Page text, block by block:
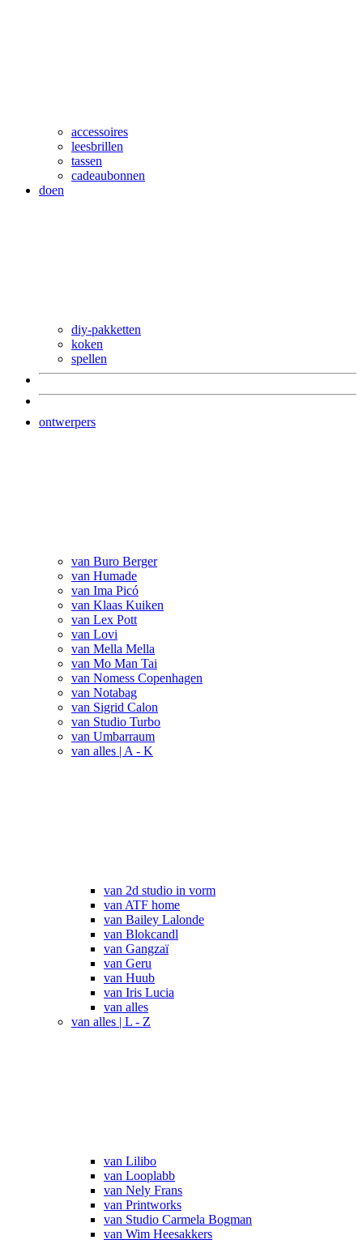
accessoires
leesbrillen
tassen
cadeaubonnen
doen
diy-pakketten
koken
spellen
ontwerpers
van Buro Berger
van Humade
van Ima Picó
van Klaas Kuiken
van Lex Pott
van Lovi
van Mella Mella
van Mo Man Tai
van Nomess Copenhagen
van Notabag
van Sigrid Calon
van Studio Turbo
van Umbarraum
van alles | A - K
van 2d studio in vorm
van ATF home
van Bailey Lalonde
van Blokcandl
van Gangzaï
van Geru
van Huub
van Iris Lucia
van alles
van alles | L - Z
van Lilibo
van Looplabb
van Nely Frans
van Printworks
van Studio Carmela Bogman
van Wim Heesakkers